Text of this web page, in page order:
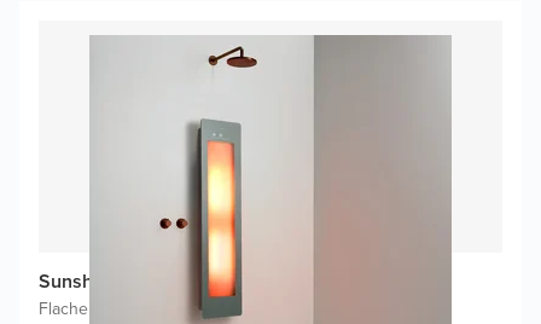
Sunshower One M Infrarot
Flache Aufputzmontage Organic Grey